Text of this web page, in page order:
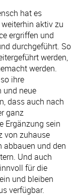
hat es
aktiv zu
ergriffen und
durchgeführt. So
werden,
werden.
ihre
und neue
dass auch nach
ganz
Ergänzung sein
von zuhause
abbauen und den
Und auch
für die
und bleiben
verfügbar.